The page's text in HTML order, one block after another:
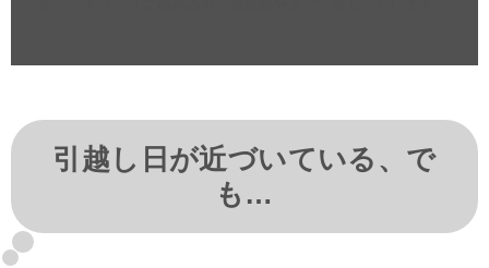
引越し日が近づいている、で
も…